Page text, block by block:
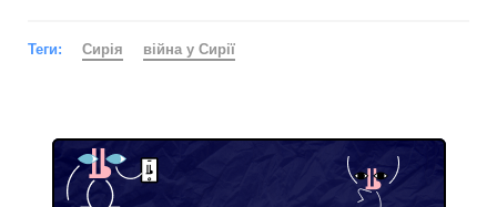
Теги: Сирія війна у Сирії